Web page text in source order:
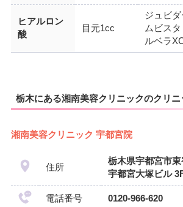
ヒアルロン
酸
目元1cc
ジュビダ
ムビスタ
ルベラ
栃木にある湘南美容クリニックのクリニ
湘南美容クリニック 宇都宮院
住所
栃木県宇都宮市
宇都宮大塚ビル
電話番号 0120-966-620